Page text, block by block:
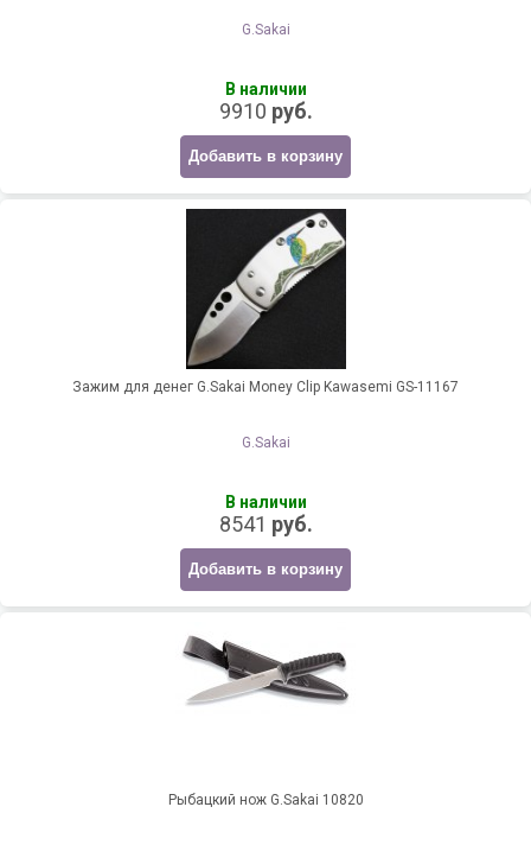
G.Sakai
В наличии
9910 руб.
Добавить в корзину
Зажим для денег G.Sakai Money Clip Kawasemi GS-11167
G.Sakai
В наличии
8541 руб.
Добавить в корзину
Рыбацкий нож G.Sakai 10820